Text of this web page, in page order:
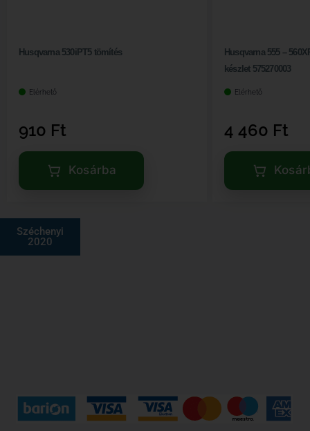
Husqvarna 530iPT5 tömítés
Elérhető
910 Ft
Kosárba
Husqvarna 555 –
készlet 575270003
Elérhető
4 460 Ft
Széchenyi
2020